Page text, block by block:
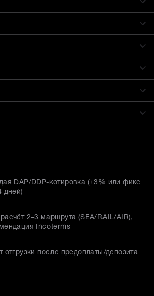
DAP/DDP-котировка (±3% или фикс
дней)
2–3 маршрута (SEA/RAIL/AIR),
Incoterms
отгрузки после предоплаты/депозита